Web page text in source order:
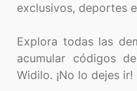
exclusivos, deportes
Explora todas las
acumular códigos